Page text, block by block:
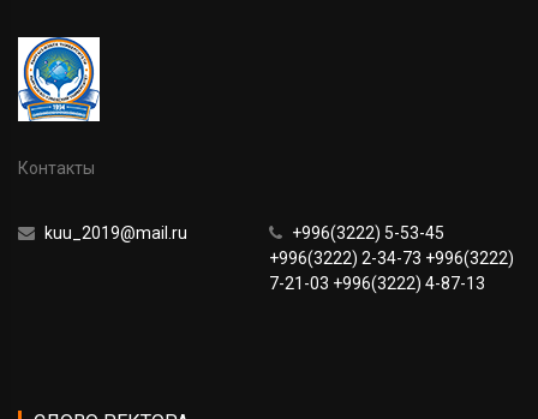
Контакты
kuu_2019@mail.ru
+996(3222) 5-53-45
+996(3222) 2-34-73 +996(3222)
7-21-03 +996(3222) 4-87-13